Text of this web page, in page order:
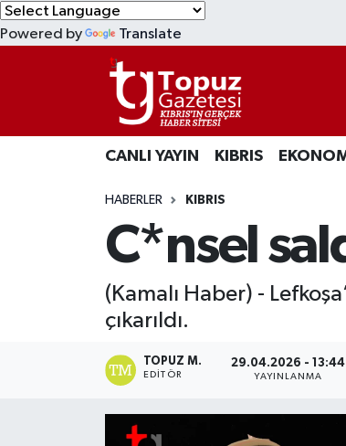
Powered by Translate
CANLI YAYIN KIBRIS
HABERLER KIBRIS
C*nsel
(Kamalı Haber) -
çıkarıldı.
TOPUZ M.
EDITÖR
29.04.2026 - 13:44
YAYINLANMA
EKONOMİ
MAGAZİN
Lefkoşa Nöbetçi Eczaneler
Lefkoşa Hava Durumu
Lefkoşa Trafik Yoğunluk Haritası
Süper Lig Puan Durumu ve Fikstür
Tüm Manşetler
Son Dakika Haberleri